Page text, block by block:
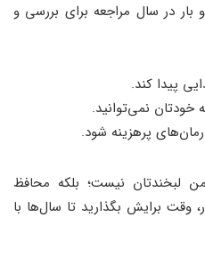
بار در سال مراجعه برای بررسی و
پیدا کند.
خودتان نمی‌توانید.
پرهزینه شود.
لبخندتان نیست؛ بلکه محافظ
۶ ماه یک‌بار، وقت برایش بگذارید تا سال‌ها با